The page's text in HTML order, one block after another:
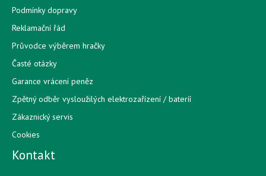
Podmínky dopravy
Reklamační řád
Průvodce výběrem hračky
Časté otázky
Garance vrácení peněz
Zpětný odběr vysloužilých elektrozařízení / bateríí
Zákaznický servis
Cookies
Kontakt